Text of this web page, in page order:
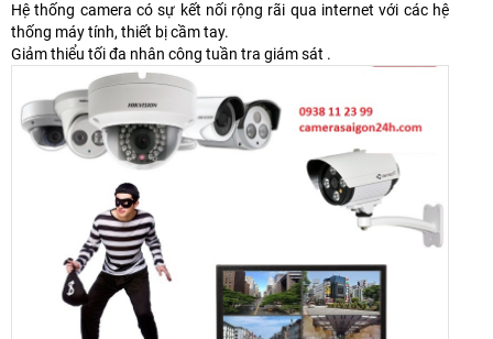
Hệ thống camera có sự kết nối rộng rãi qua internet với các hệ
thống máy tính, thiết bị cầm tay.
Giảm thiểu tối đa nhân công tuần tra giám sát .